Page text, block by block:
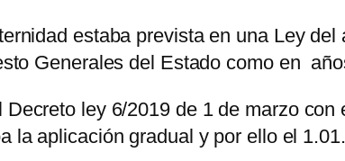
estaba prevista en una Ley
Generales del Estado como en
ley 6/2019 de 1 de marzo
la aplicación gradual y por ello el